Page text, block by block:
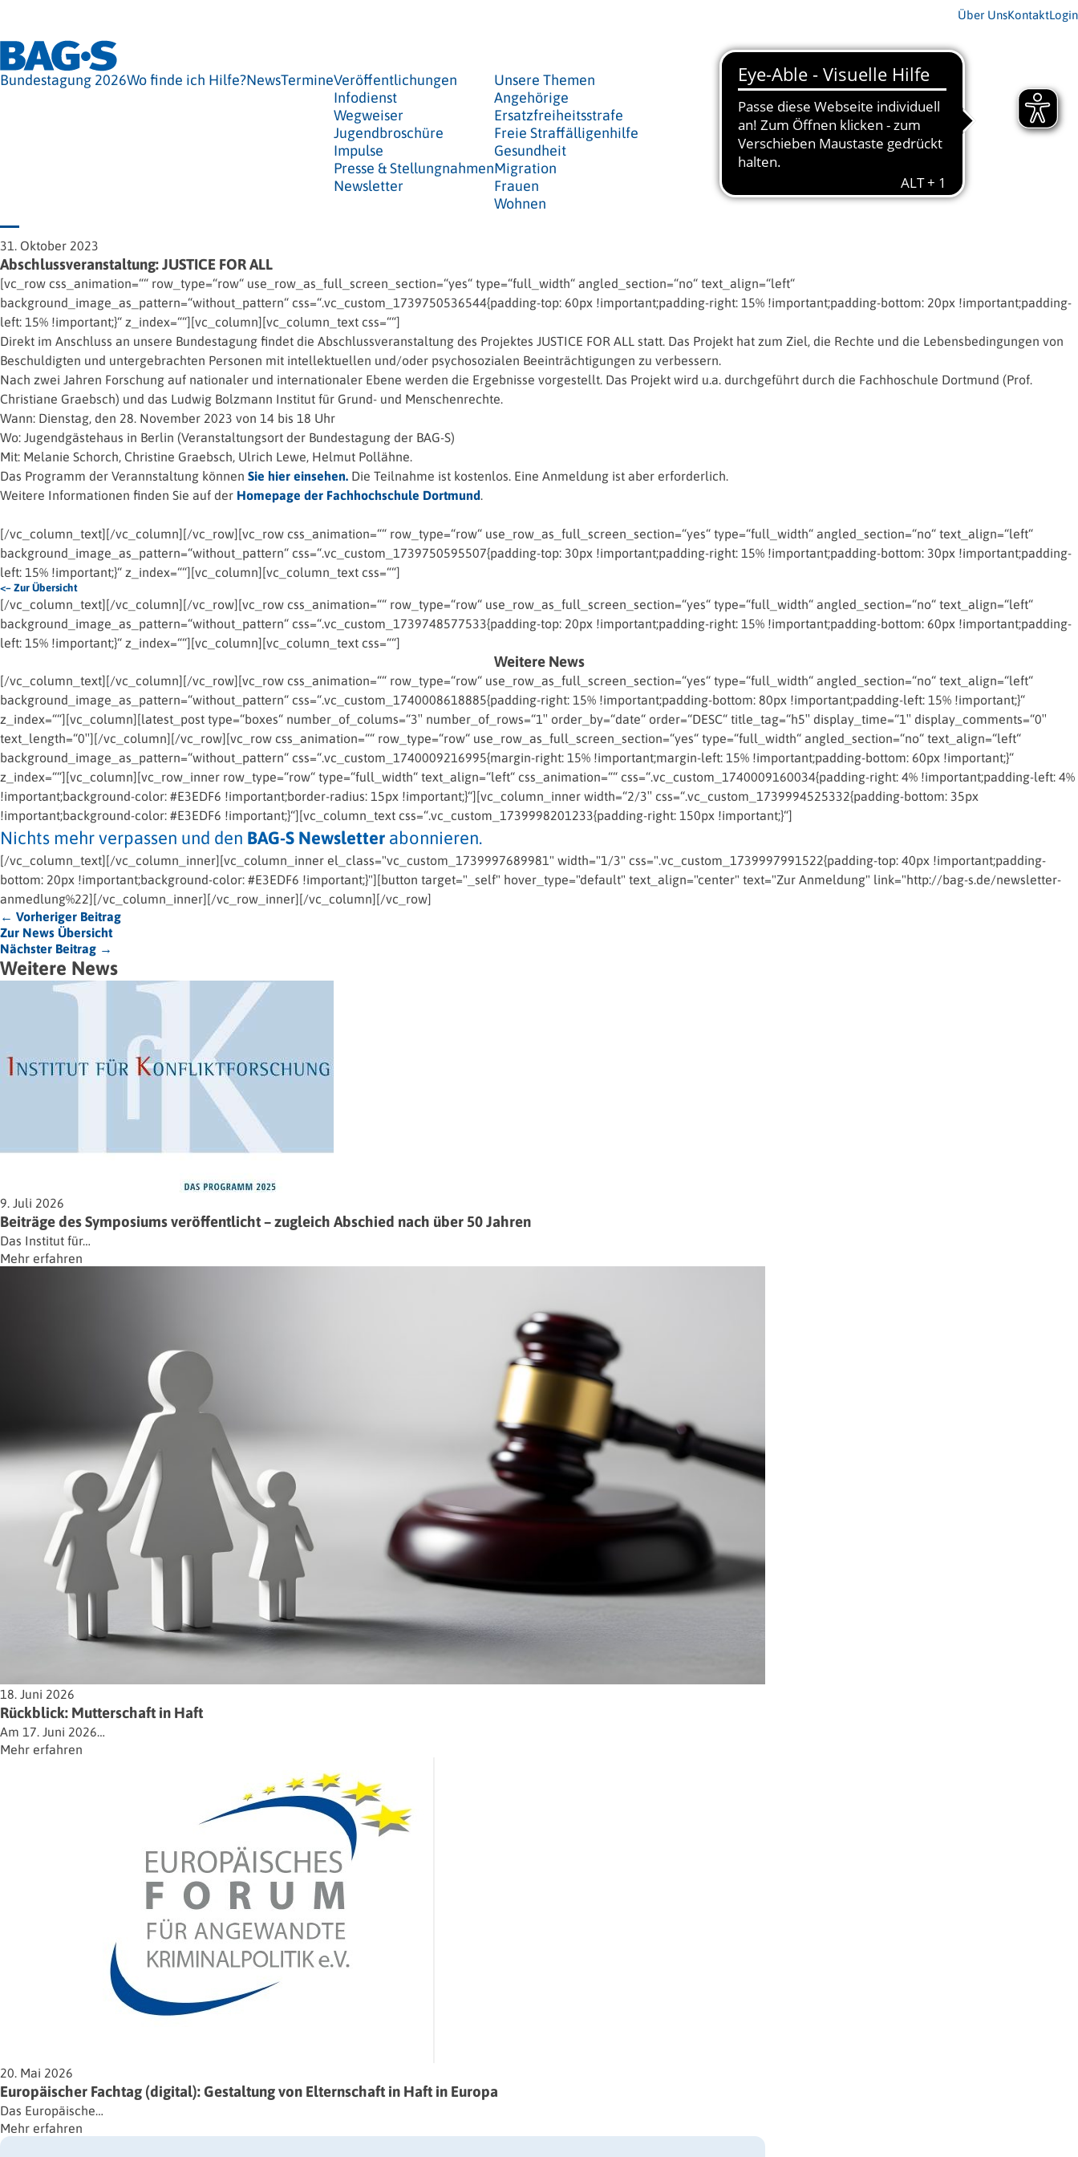
Über UnsKontaktLogin
Bundestagung 2026Wo finde ich Hilfe?NewsTermineVeröffentlichungen
Infodienst
Wegweiser
Jugendbroschüre
Impulse
Presse & Stellungnahmen
Newsletter
Unsere Themen
Angehörige
Ersatzfreiheitsstrafe
Freie Straffälligenhilfe
Gesundheit
Migration
Frauen
Wohnen
31. Oktober 2023
Abschlussveranstaltung: JUSTICE FOR ALL
[vc_row css_animation=““ row_type=“row“ use_row_as_full_screen_section=“yes“ type=“full_width“ angled_section=“no“ text_align=“left“
background_image_as_pattern=“without_pattern“ css=“.vc_custom_1739750536544{padding-top: 60px !important;padding-right: 15% !important;padding-bottom: 20px !important;padding-
left: 15% !important;}“ z_index=““][vc_column][vc_column_text css=““]
Direkt im Anschluss an unsere Bundestagung findet die Abschlussveranstaltung des Projektes JUSTICE FOR ALL statt. Das Projekt hat zum Ziel, die Rechte und die Lebensbedingungen von
Beschuldigten und untergebrachten Personen mit intellektuellen und/oder psychosozialen Beeinträchtigungen zu verbessern.
Nach zwei Jahren Forschung auf nationaler und internationaler Ebene werden die Ergebnisse vorgestellt. Das Projekt wird u.a. durchgeführt durch die Fachhoschule Dortmund (Prof.
Christiane Graebsch) und das Ludwig Bolzmann Institut für Grund- und Menschenrechte.
Wann: Dienstag, den 28. November 2023 von 14 bis 18 Uhr
Wo: Jugendgästehaus in Berlin (Veranstaltungsort der Bundestagung der BAG-S)
Mit: Melanie Schorch, Christine Graebsch, Ulrich Lewe, Helmut Pollähne.
Das Programm der Verannstaltung können Sie hier einsehen. Die Teilnahme ist kostenlos. Eine Anmeldung ist aber erforderlich.
Weitere Informationen finden Sie auf der Homepage der Fachhochschule Dortmund.
[/vc_column_text][/vc_column][/vc_row][vc_row css_animation=““ row_type=“row“ use_row_as_full_screen_section=“yes“ type=“full_width“ angled_section=“no“ text_align=“left“
background_image_as_pattern=“without_pattern“ css=“.vc_custom_1739750595507{padding-top: 30px !important;padding-right: 15% !important;padding-bottom: 30px !important;padding-
left: 15% !important;}“ z_index=““][vc_column][vc_column_text css=““]
<– Zur Übersicht
[/vc_column_text][/vc_column][/vc_row][vc_row css_animation=““ row_type=“row“ use_row_as_full_screen_section=“yes“ type=“full_width“ angled_section=“no“ text_align=“left“
background_image_as_pattern=“without_pattern“ css=“.vc_custom_1739748577533{padding-top: 20px !important;padding-right: 15% !important;padding-bottom: 60px !important;padding-
left: 15% !important;}“ z_index=““][vc_column][vc_column_text css=““]
Weitere News
[/vc_column_text][/vc_column][/vc_row][vc_row css_animation=““ row_type=“row“ use_row_as_full_screen_section=“yes“ type=“full_width“ angled_section=“no“ text_align=“left“
background_image_as_pattern=“without_pattern“ css=“.vc_custom_1740008618885{padding-right: 15% !important;padding-bottom: 80px !important;padding-left: 15% !important;}“
z_index=““][vc_column][latest_post type=“boxes“ number_of_colums=“3″ number_of_rows=“1″ order_by=“date“ order=“DESC“ title_tag=“h5″ display_time=“1″ display_comments=“0″
text_length=“0″][/vc_column][/vc_row][vc_row css_animation=““ row_type=“row“ use_row_as_full_screen_section=“yes“ type=“full_width“ angled_section=“no“ text_align=“left“
background_image_as_pattern=“without_pattern“ css=“.vc_custom_1740009216995{margin-right: 15% !important;margin-left: 15% !important;padding-bottom: 60px !important;}“
z_index=““][vc_column][vc_row_inner row_type=“row“ type=“full_width“ text_align=“left“ css_animation=““ css=“.vc_custom_1740009160034{padding-right: 4% !important;padding-left: 4%
!important;background-color: #E3EDF6 !important;border-radius: 15px !important;}“][vc_column_inner width=“2/3″ css=“.vc_custom_1739994525332{padding-bottom: 35px
!important;background-color: #E3EDF6 !important;}“][vc_column_text css=“.vc_custom_1739998201233{padding-right: 150px !important;}“]
Nichts mehr verpassen und den BAG-S Newsletter abonnieren.
[/vc_column_text][/vc_column_inner][vc_column_inner el_class="vc_custom_1739997689981" width="1/3" css=".vc_custom_1739997991522{padding-top: 40px !important;padding-
bottom: 20px !important;background-color: #E3EDF6 !important;}"][button target="_self" hover_type="default" text_align="center" text="Zur Anmeldung" link="http://bag-s.de/newsletter-
anmedlung%22][/vc_column_inner][/vc_row_inner][/vc_column][/vc_row]
← Vorheriger Beitrag
Zur News Übersicht
Nächster Beitrag →
Weitere News
9. Juli 2026
Beiträge des Symposiums veröffentlicht – zugleich Abschied nach über 50 Jahren
Das Institut für…
Mehr erfahren
18. Juni 2026
Rückblick: Mutterschaft in Haft
Am 17. Juni 2026…
Mehr erfahren
20. Mai 2026
Europäischer Fachtag (digital): Gestaltung von Elternschaft in Haft in Europa
Das Europäische…
Mehr erfahren